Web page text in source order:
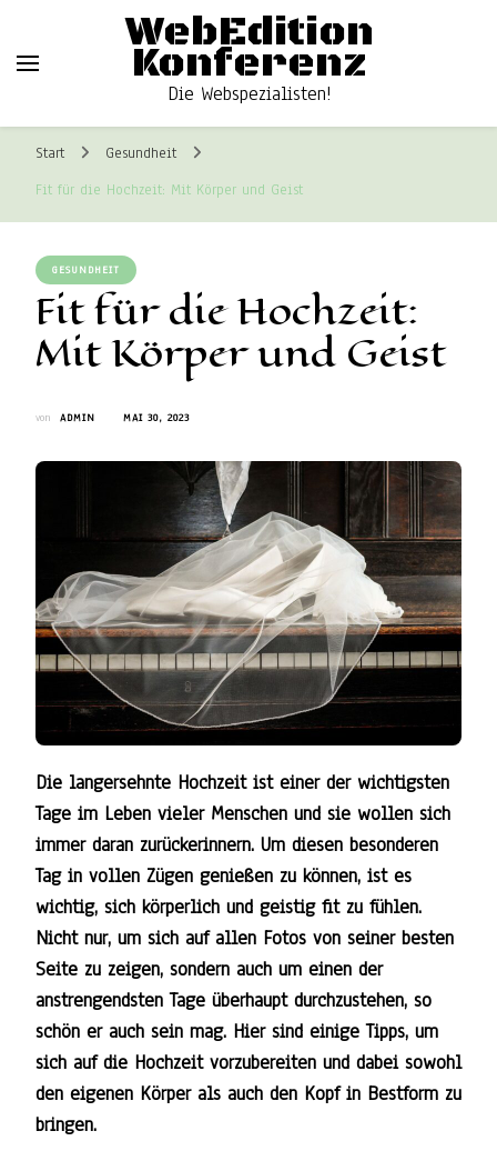
WebEdition
Konferenz
Die Webspezialisten!
Start
Gesundheit
Fit für die Hochzeit: Mit Körper und Geist
GESUNDHEIT
Fit für die Hochzeit:
Mit Körper und Geist
von ADMIN MAI 30, 2023
Die langersehnte Hochzeit ist einer der wichtigsten
Tage im Leben vieler Menschen und sie wollen sich
immer daran zurückerinnern. Um diesen besonderen
Tag in vollen Zügen genießen zu können, ist es
wichtig, sich körperlich und geistig fit zu fühlen.
Nicht nur, um sich auf allen Fotos von seiner besten
Seite zu zeigen, sondern auch um einen der
anstrengendsten Tage überhaupt durchzustehen, so
schön er auch sein mag. Hier sind einige Tipps, um
sich auf die Hochzeit vorzubereiten und dabei sowohl
den eigenen Körper als auch den Kopf in Bestform zu
bringen.